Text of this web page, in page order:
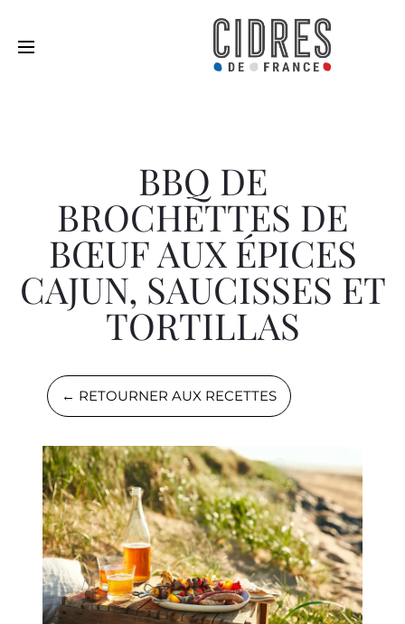
BBQ DE
BROCHETTES DE
BŒUF AUX ÉPICES
CAJUN, SAUCISSES ET
TORTILLAS
← RETOURNER AUX RECETTES